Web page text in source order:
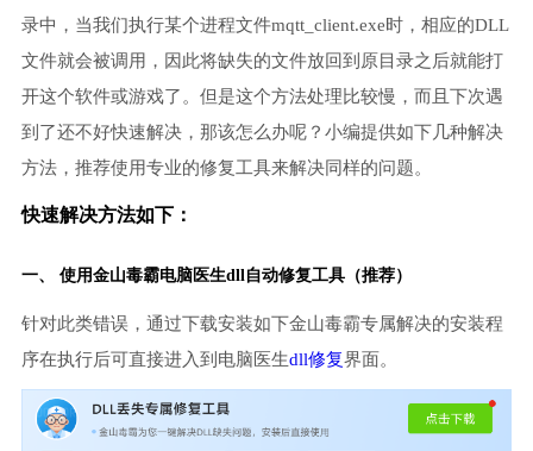
录中，当我们执行某个进程文件mqtt_client.exe时，相应的DLL
文件就会被调用，因此将缺失的文件放回到原目录之后就能打
开这个软件或游戏了。但是这个方法处理比较慢，而且下次遇
到了还不好快速解决，那该怎么办呢？小编提供如下几种解决
方法，推荐使用专业的修复工具来解决同样的问题。
快速解决方法如下：
一、 使用金山毒霸电脑医生dll自动修复工具（推荐）
针对此类错误，通过下载安装如下金山毒霸专属解决的安装程
序在执行后可直接进入到电脑医生dll修复界面。